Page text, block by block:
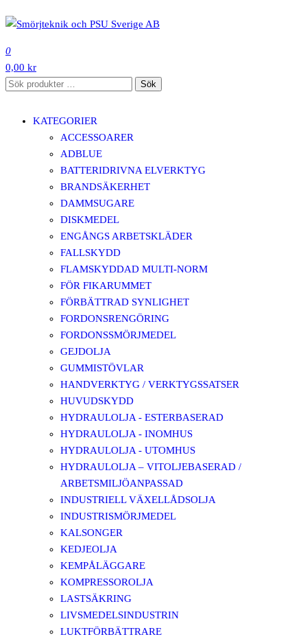
till
innehåll
0
0,00 kr
Sök
Sök
KATEGORIER
ACCESSOARER
ADBLUE
BATTERIDRIVNA ELVERKTYG
BRANDSÄKERHET
DAMMSUGARE
DISKMEDEL
ENGÅNGS ARBETSKLÄDER
FALLSKYDD
FLAMSKYDDAD MULTI-NORM
FÖR FIKARUMMET
FÖRBÄTTRAD SYNLIGHET
FORDONSRENGÖRING
FORDONSSMÖRJMEDEL
GEJDOLJA
GUMMISTÖVLAR
HANDVERKTYG / VERKTYGSSATSER
HUVUDSKYDD
HYDRAULOLJA - ESTERBASERAD
HYDRAULOLJA - INOMHUS
HYDRAULOLJA - UTOMHUS
HYDRAULOLJA – VITOLJEBASERAD /
ARBETSMILJÖANPASSAD
INDUSTRIELL VÄXELLÅDSOLJA
INDUSTRISMÖRJMEDEL
KALSONGER
KEDJEOLJA
KEMPÅLÄGGARE
KOMPRESSOROLJA
LASTSÄKRING
LIVSMEDELSINDUSTRIN
LUKTFÖRBÄTTRARE